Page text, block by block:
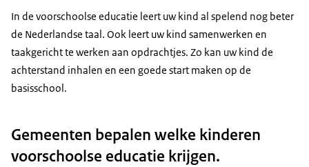
In de voorschoolse educatie leert uw kind al spelend nog beter
de Nederlandse taal. Ook leert uw kind samenwerken en
taakgericht te werken aan opdrachtjes. Zo kan uw kind de
achterstand inhalen en een goede start maken op de
basisschool.
Gemeenten bepalen welke kinderen
voorschoolse educatie krijgen.